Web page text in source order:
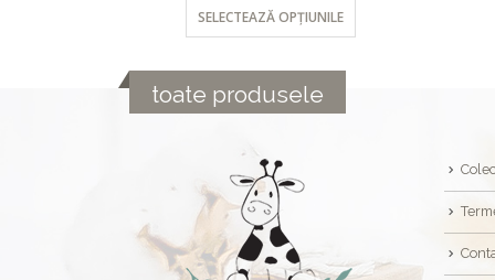
SELECTEAZĂ OPȚIUNILE
toate produsele